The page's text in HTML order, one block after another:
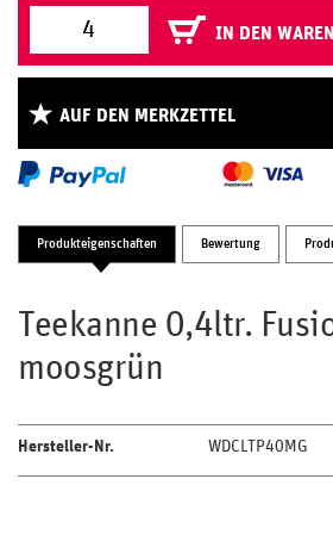
IN DEN
AUF DEN MERKZETTEL
Produkteigenschaften Bewertung
Teekanne 0,4ltr.
moosgrün
Hersteller-Nr. WDCLTP40MG